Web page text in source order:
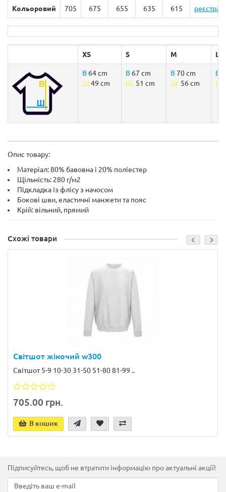
Кольоровий 705 675 655 635 615
XS S M L
В 64 cm
Ш 49 cm
В 67 cm
Ш 51 cm
В70 cm
Ш 56 cm
В
Ш
Опис товару:
Матеріал: 80% бавовна і 20% поліестер
Щільність: 280 г/м2
Підкладка із флісу з начосом
Бокові шви, еластичні манжети та пояс
Крій: вільний, прямий
Схожі товари
Світшот жіночий w300
Світшот 5-9 10-30 31-50 51-80 81-99 ..
705.00 грн.
В кошик
Підписуйтесь, щоб не втратити інформацію про актуальні акції!